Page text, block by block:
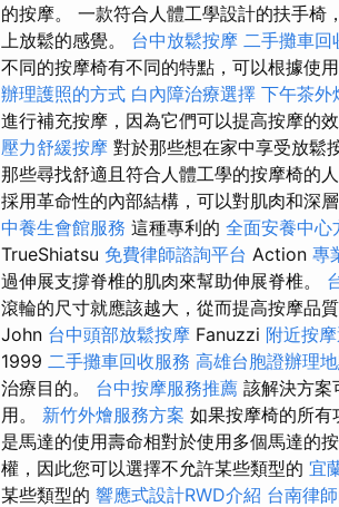
的按摩。 一款符合人體工學設計的扶手椅
上放鬆的感覺。 台中放鬆按摩 二手攤車回
不同的按摩椅有不同的特點，可以根據使
辦理護照的方式 白內障治療選擇 下午茶外
進行補充按摩，因為它們可以提高按摩的
壓力舒緩按摩 對於那些想在家中享受放鬆
那些尋找舒適且符合人體工學的按摩椅的
採用革命性的內部結構，可以對肌肉和深
中養生會館服務 這種專利的 全面安養中心
TrueShiatsu 免費律師諮詢平台 Action 專
過伸展支撐脊椎的肌肉來幫助伸展脊椎。
滾輪的尺寸就應該越大，從而提高按摩品
John 台中頭部放鬆按摩 Fanuzzi 附近按
1999 二手攤車回收服務 高雄台胞證辦理
治療目的。 台中按摩服務推薦 該解決方案
用。 新竹外燴服務方案 如果按摩椅的所
是馬達的使用壽命相對於使用多個馬達的
權，因此您可以選擇不允許某些類型的 宜
某些類型的 響應式設計RWD介紹 台南律